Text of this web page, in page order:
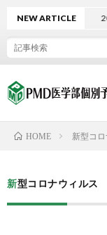
NEW ARTICLE2021年度
HOME 新型コ
新型コロナウィルス